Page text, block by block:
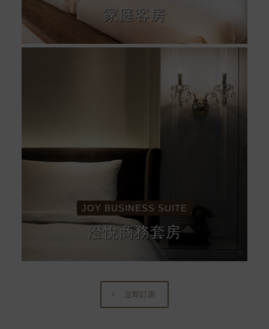
家庭客房
JOY BUSINESS SUITE
澄悅商務套房
立即訂房